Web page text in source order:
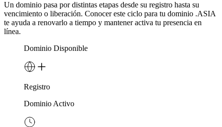
Un dominio pasa por distintas etapas desde su registro hasta su
vencimiento o liberación. Conocer este ciclo para tu dominio .ASIA
te ayuda a renovarlo a tiempo y mantener activa tu presencia en
línea.
Dominio Disponible
Registro
Dominio Activo